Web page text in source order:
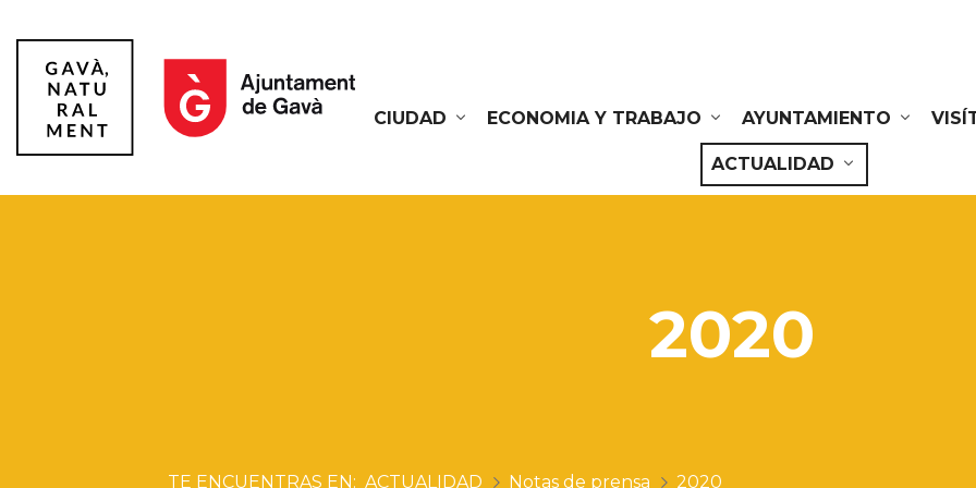
CIUDAD
ECONOMIA Y TRABAJO AYUNTAMIENTO
ACTUALIDAD
2020
ACTUALIDAD Notas de prensa 2020